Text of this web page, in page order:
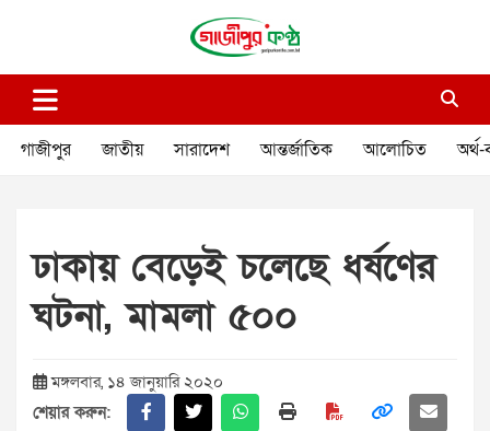
গাজীপুর কণ্ঠ
গাজীপুর জাতীয় সারাদেশ আন্তর্জাতিক আলোচিত অর্থ-
ঢাকায় বেড়েই চলেছে ধর্ষণের
ঘটনা, মামলা ৫০০
মঙ্গলবার, ১৪ জানুয়ারি ২০২০
শেয়ার করুন: